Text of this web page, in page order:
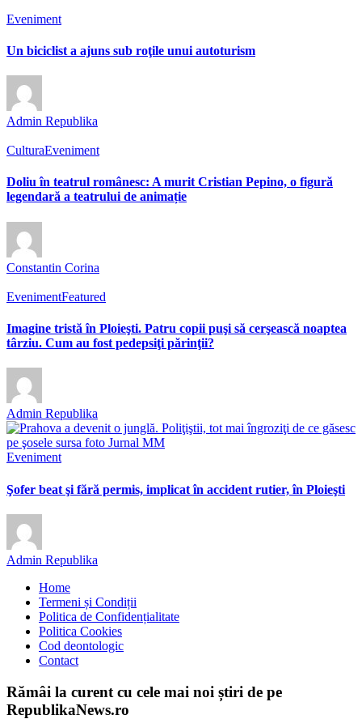
Eveniment
Un biciclist a ajuns sub roţile unui autoturism
Admin Republika
CulturaEveniment
Doliu în teatrul românesc: A murit Cristian Pepino, o figură
legendară a teatrului de animație
Constantin Corina
EvenimentFeatured
Imagine tristă în Ploieşti. Patru copii puşi să cerşească noaptea
târziu. Cum au fost pedepsiţi părinţii?
Admin Republika
Eveniment
Şofer beat şi fără permis, implicat în accident rutier, în Ploieşti
Admin Republika
Home
Termeni și Condiții
Politica de Confidențialitate
Politica Cookies
Cod deontologic
Contact
Rămâi la curent cu cele mai noi știri de pe
RepublikaNews.ro